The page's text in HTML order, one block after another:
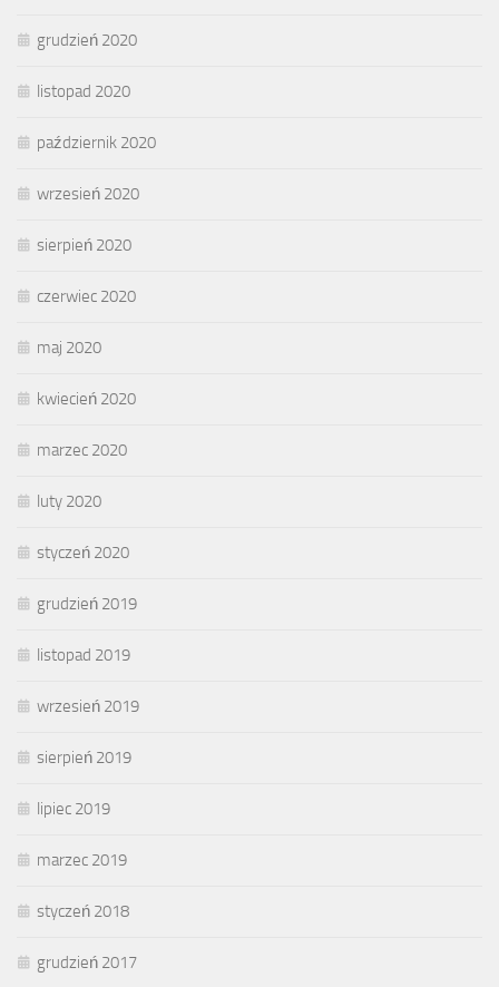
grudzień 2020
listopad 2020
październik 2020
wrzesień 2020
sierpień 2020
czerwiec 2020
maj 2020
kwiecień 2020
marzec 2020
luty 2020
styczeń 2020
grudzień 2019
listopad 2019
wrzesień 2019
sierpień 2019
lipiec 2019
marzec 2019
styczeń 2018
grudzień 2017